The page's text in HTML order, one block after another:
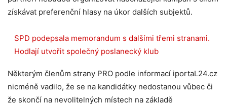
získávat preferenční hlasy na úkor dalších subjektů.
SPD podepsala memorandum s dalšími třemi stranami.
Hodlají utvořit společný poslanecký klub
Některým členům strany PRO podle informací iportaL24.cz
nicméně vadilo, že se na kandidátky nedostanou vůbec či
že skončí na nevolitelných místech na základě